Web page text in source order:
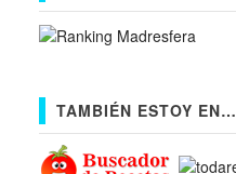
TAMBIÉN ESTOY EN…